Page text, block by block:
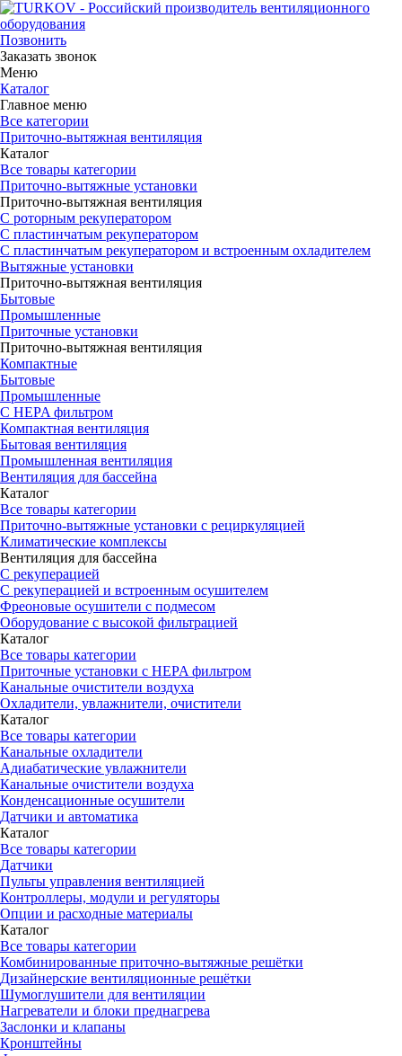
Позвонить
Заказать звонок
Меню
Каталог
Главное меню
Все категории
Приточно-вытяжная вентиляция
Каталог
Все товары категории
Приточно-вытяжные установки
Приточно-вытяжная вентиляция
С роторным рекуператором
С пластинчатым рекуператором
С пластинчатым рекуператором и встроенным охладителем
Вытяжные установки
Приточно-вытяжная вентиляция
Бытовые
Промышленные
Приточные установки
Приточно-вытяжная вентиляция
Компактные
Бытовые
Промышленные
С HEPA фильтром
Компактная вентиляция
Бытовая вентиляция
Промышленная вентиляция
Вентиляция для бассейна
Каталог
Все товары категории
Приточно-вытяжные установки с рециркуляцией
Климатические комплексы
Вентиляция для бассейна
С рекуперацией
С рекуперацией и встроенным осушителем
Фреоновые осушители с подмесом
Оборудование с высокой фильтрацией
Каталог
Все товары категории
Приточные установки c HEPA фильтром
Канальные очистители воздуха
Охладители, увлажнители, очистители
Каталог
Все товары категории
Канальные охладители
Адиабатические увлажнители
Канальные очистители воздуха
Конденсационные осушители
Датчики и автоматика
Каталог
Все товары категории
Датчики
Пульты управления вентиляцией
Контроллеры, модули и регуляторы
Опции и расходные материалы
Каталог
Все товары категории
Комбинированные приточно-вытяжные решётки
Дизайнерские вентиляционные решётки
Шумоглушители для вентиляции
Нагреватели и блоки преднагрева
Заслонки и клапаны
Кронштейны